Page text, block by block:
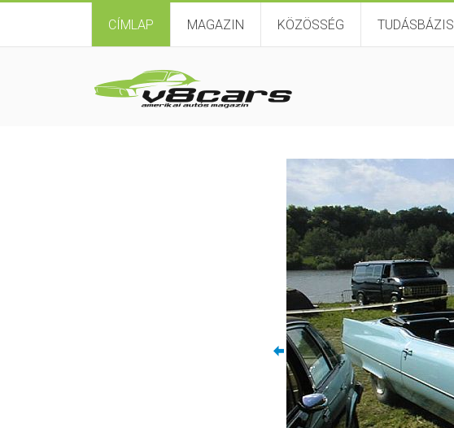
CÍMLAP MAGAZIN KÖZÖSSÉG TUDÁSBÁZIS